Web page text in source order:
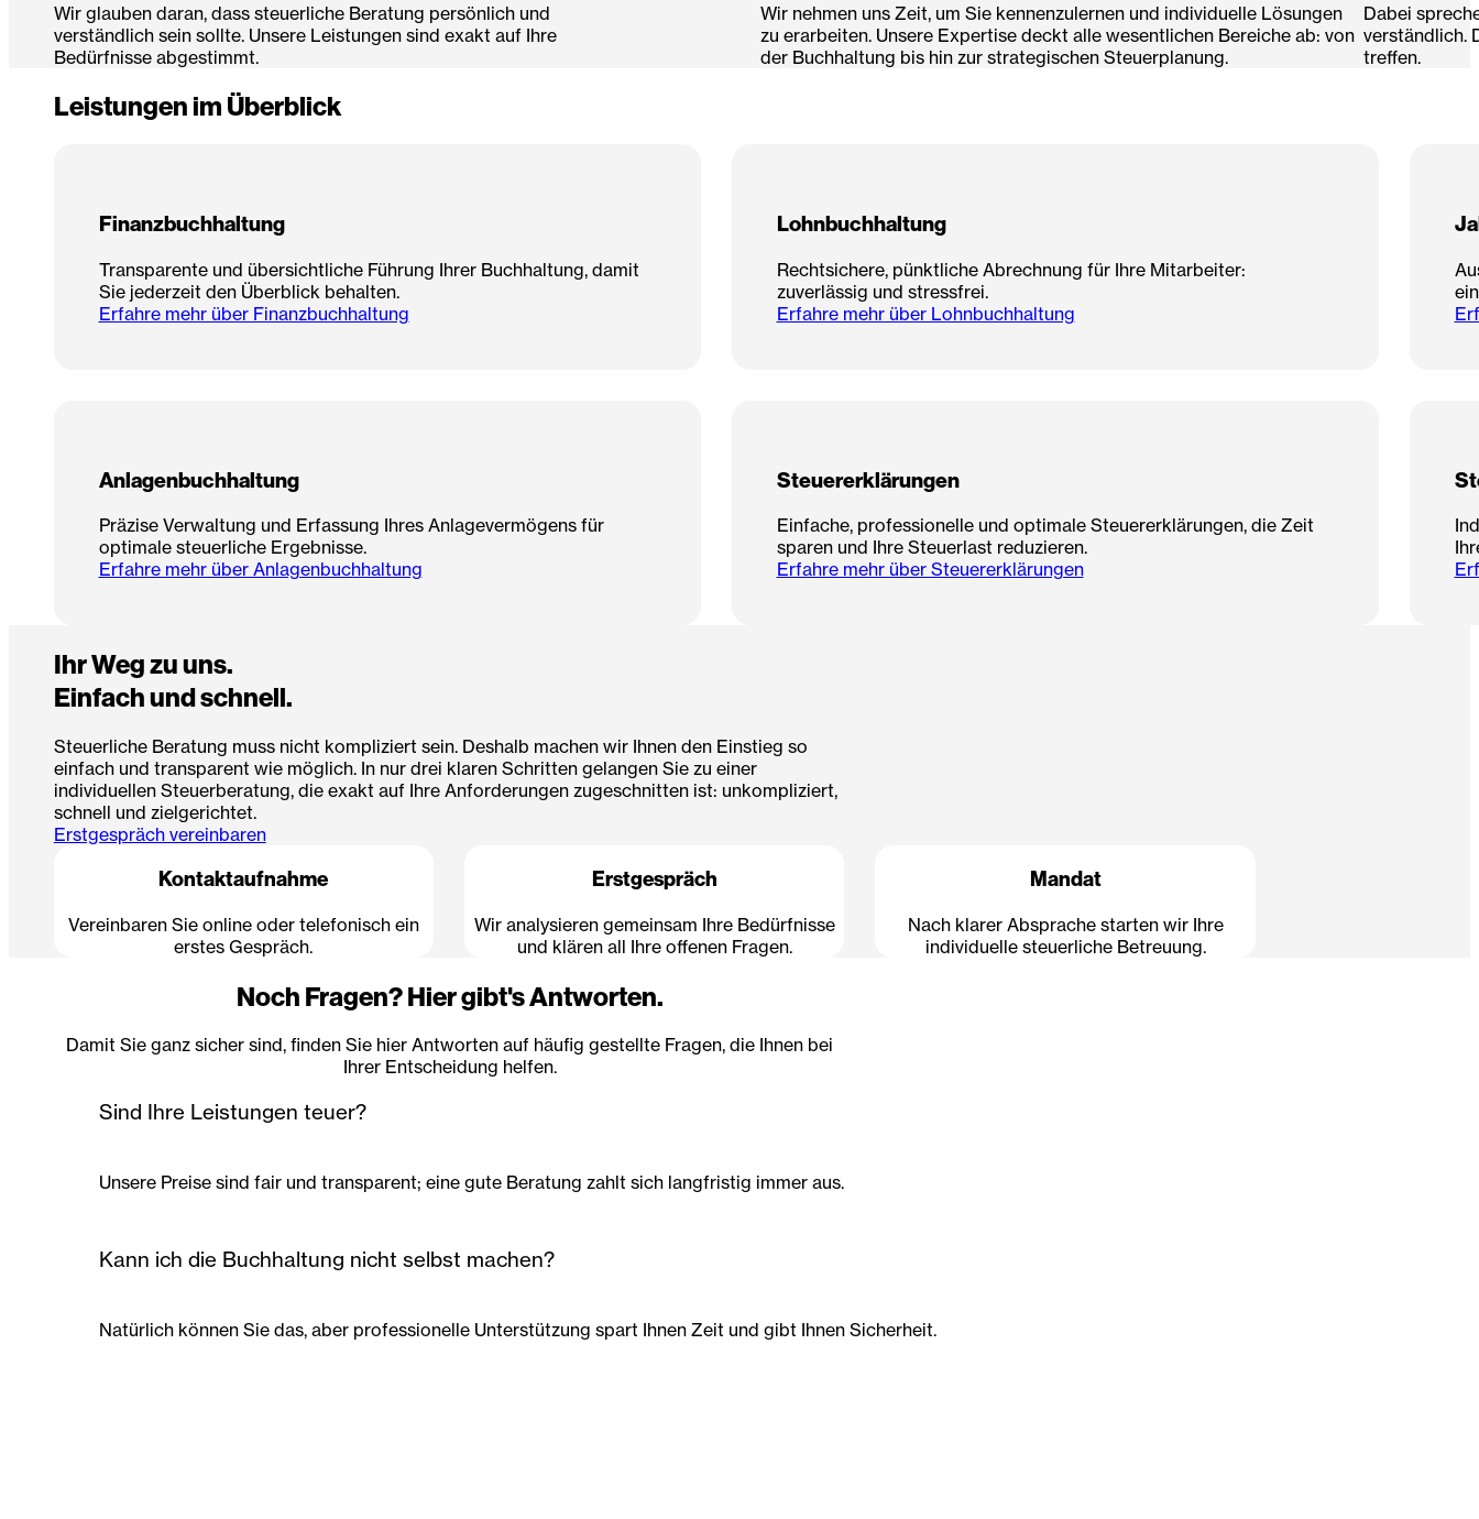
Wir glauben daran, dass steuerliche Beratung persönlich und
verständlich sein sollte. Unsere Leistungen sind exakt auf Ihre
Bedürfnisse abgestimmt.
Wir nehmen uns Zeit, um Sie kennenzulernen und individuelle Lösungen
zu erarbeiten. Unsere Expertise deckt alle wesentlichen Bereiche ab: von
der Buchhaltung bis hin zur strategischen Steuerplanung.
Dabei
verständlich.
treffen.
Leistungen im Überblick
Finanzbuchhaltung
Transparente und übersichtliche Führung Ihrer Buchhaltung, damit
Sie jederzeit den Überblick behalten.
Erfahre mehr über Finanzbuchhaltung
Lohnbuchhaltung
Rechtsichere, pünktliche Abrechnung für Ihre Mitarbeiter:
zuverlässig und stressfrei.
Erfahre mehr über Lohnbuchhaltung
Anlagenbuchhaltung
Präzise Verwaltung und Erfassung Ihres Anlagevermögens für
optimale steuerliche Ergebnisse.
Erfahre mehr über Anlagenbuchhaltung
Steuererklärungen
Einfache, professionelle und optimale Steuererklärungen, die Zeit
sparen und Ihre Steuerlast reduzieren.
Erfahre mehr über Steuererklärungen
Ihr Weg zu uns.
Einfach und schnell.
Steuerliche Beratung muss nicht kompliziert sein. Deshalb machen wir Ihnen den Einstieg so
einfach und transparent wie möglich. In nur drei klaren Schritten gelangen Sie zu einer
individuellen Steuerberatung, die exakt auf Ihre Anforderungen zugeschnitten ist: unkompliziert,
schnell und zielgerichtet.
Erstgespräch vereinbaren
Kontaktaufnahme
Vereinbaren Sie online oder telefonisch ein
erstes Gespräch.
Erstgespräch
Wir analysieren gemeinsam Ihre Bedürfnisse
und klären all Ihre offenen Fragen.
Mandat
Nach klarer Absprache starten wir Ihre
individuelle steuerliche Betreuung.
Noch Fragen? Hier gibt's Antworten.
Damit Sie ganz sicher sind, finden Sie hier Antworten auf häufig gestellte Fragen, die Ihnen bei
Ihrer Entscheidung helfen.
Sind Ihre Leistungen teuer?
Unsere Preise sind fair und transparent; eine gute Beratung zahlt sich langfristig immer aus.
Kann ich die Buchhaltung nicht selbst machen?
Natürlich können Sie das, aber professionelle Unterstützung spart Ihnen Zeit und gibt Ihnen Sicherheit.